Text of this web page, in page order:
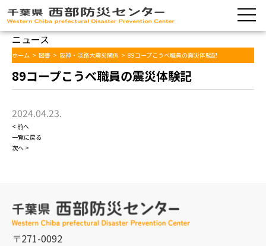
ニュース
ホーム > 図書 > 阪神・淡路大震災関係 > 89コープこうべ職員の震災体験記
89コープこうべ職員の震災体験記
2024.04.23.
< 前へ
一覧に戻る
次へ >
〒271-0092